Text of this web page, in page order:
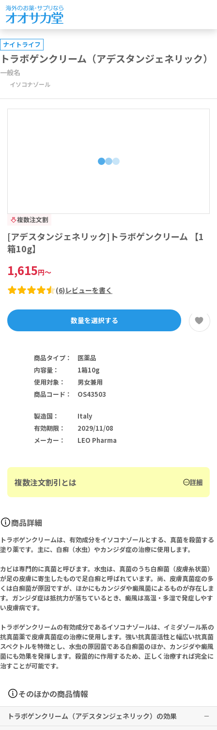
ナイトライフ
トラボゲンクリーム（アデスタンジェネリック）
一般名
イソコナゾール
複数注文割
[アデスタンジェネリック]トラボゲンクリーム 【1
箱10g】
1,615円～
(6) レビューを書く
数量を選択する
商品タイプ ：
医薬品
内容量 ：
1箱10g
使用対象 ：
男女兼用
商品コード ： OS43503
製造国 ：
Italy
有効期限 ：
2029/11/08
メーカー ： LEO Pharma
複数注文割引とは 詳細
商品詳細
トラボゲンクリームは、有効成分をイソコナゾールとする、真菌を殺菌する
塗り薬です。主に、白癬（水虫）やカンジダ症の治療に使用します。
カビは専門的に真菌と呼びます。水虫は、真菌のうち白癬菌（皮膚糸状菌）
が足の皮膚に寄生したもので足白癬と呼ばれています。尚、皮膚真菌症の多
くは白癬菌が原因ですが、ほかにもカンジダや癜風菌によるものが存在しま
す。ガンジダ症は抵抗力が落ちているとき、癜風は高温・多湿で発症しやす
い皮膚病です。
トラボゲンクリームの有効成分であるイソコナゾールは、イミダゾール系の
抗真菌薬で皮膚真菌症の治療に使用します。強い抗真菌活性と幅広い抗真菌
スペクトルを特徴とし、水虫の原因菌である白癬菌のほか、カンジダや癜風
菌にも効果を発揮します。殺菌的に作用するため、正しく治療すれば完全に
治すことが可能です。
そのほかの商品情報
トラボゲンクリーム（アデスタンジェネリック）の効果